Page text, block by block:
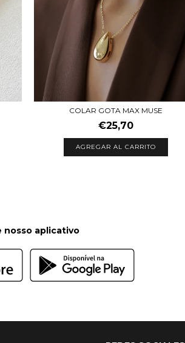
COLAR GOTA MAX MUSE
€25,70
nosso aplicativo